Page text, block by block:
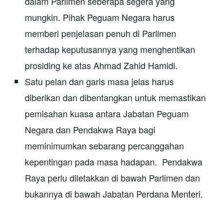
mungkin. Pihak Peguam Negara harus
memberi penjelasan penuh di Parlimen
terhadap keputusannya yang menghentikan
prosiding ke atas Ahmad Zahid Hamidi.
Satu pelan dan garis masa jelas harus
diberikan dan dibentangkan untuk memastikan
pemisahan kuasa antara Jabatan Peguam
Negara dan Pendakwa Raya bagi
meminimumkan sebarang percanggahan
kepentingan pada masa hadapan. Pendakwa
Raya perlu diletakkan di bawah Parlimen dan
bukannya di bawah Jabatan Perdana Menteri.